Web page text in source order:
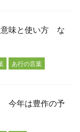
意味と使い方 な
あ行の言葉
今年は豊作の予